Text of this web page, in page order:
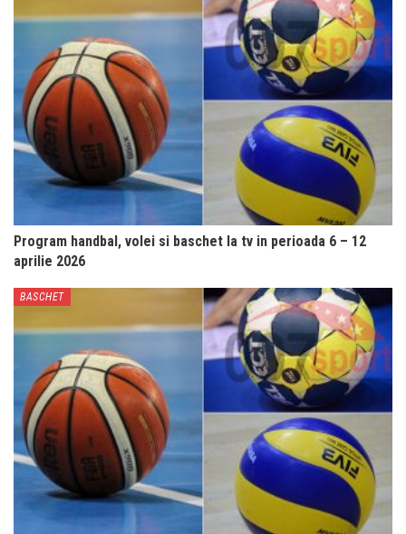
Program handbal, volei si baschet la tv in perioada 6 – 12
aprilie 2026
BASCHET